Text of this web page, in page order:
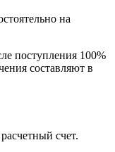
на
поступления 100%
составляют в
счет.